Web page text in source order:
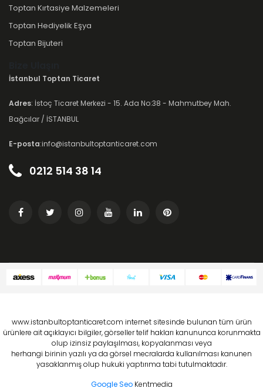
Toptan Kırtasiye Malzemeleri
Toptan Hediyelik Eşya
Toptan Bijuteri
İstanbul Toptan Ticaret
Adres: İstoç Ticaret Merkezi - 15. Ada No:38 - Mahmutbey Mah.
Bağcılar / İSTANBUL
E-posta:info@istanbultoptanticaret.com
0212 514 38 14
www.istanbultoptanticaret.com internet sitesinde bulunan tüm ürün
ürünlere ait açıklayıcı bilgiler, görseller telif hakları kanununca korunmakta
olup izinsiz paylaşılması, kopyalanması veya
herhangi birinin yazılı ya da görsel mecralarda kullanılması kanunen
yasaklanmış olup hukuki yaptırıma tabi tutulmaktadır.
Google Seo Kentmedia